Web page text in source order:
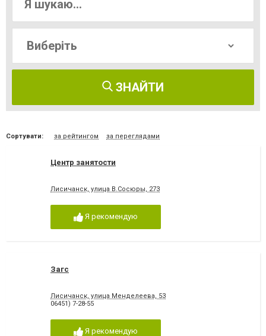
ЗНАЙТИ
Сортувати: за рейтингом за переглядами
Центр занятости
Лисичанск, улица В.Сосюры, 273
Я рекомендую
Загс
Лисичанск, улица Менделеева, 53
06451) 7-28-55
Я рекомендую